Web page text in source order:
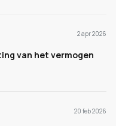
2 apr 2026
van het vermogen
20 feb 2026